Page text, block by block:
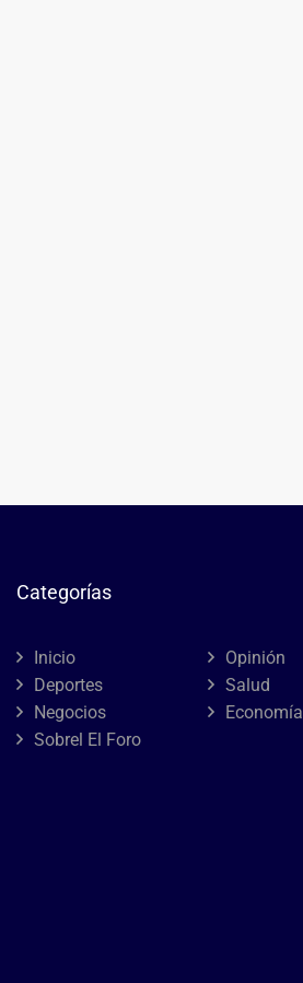
Categorías
Inicio
Opinión
Deportes
Salud
Negocios
Economía
Sobrel El Foro